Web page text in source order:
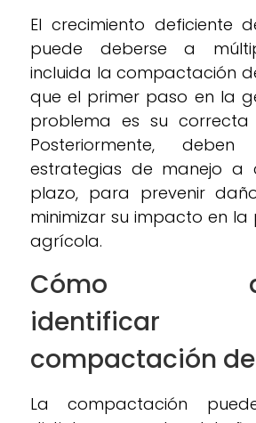
El crecimiento deficiente
puede deberse a
incluida la compactación
que el primer paso en la
problema es su correcta
Posteriormente, deben
estrategias de manejo a
plazo, para prevenir
minimizar su impacto en
agrícola.
Cómo
compactación
La compactación